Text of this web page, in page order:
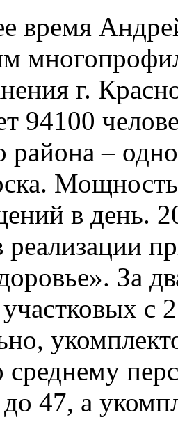
время
г.
94100
района –
в день.
реализации
За
участковых с
47, а